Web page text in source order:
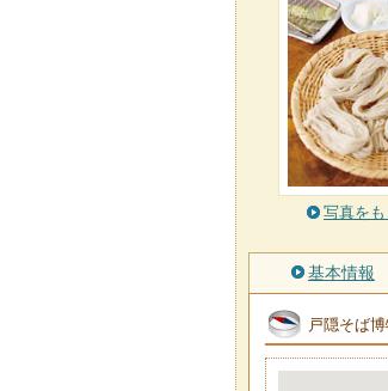
写真を
基本情報
戸隠そば